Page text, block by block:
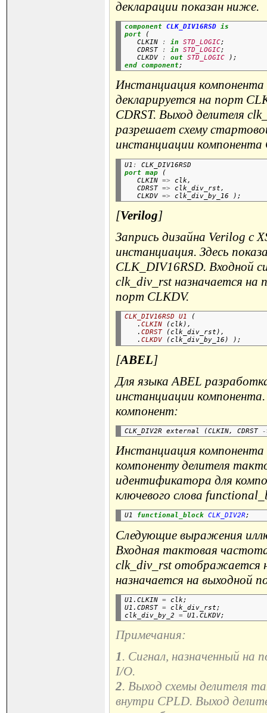
декларации показан ниже.
component CLK_DIV16RSD is
port (
   CLKIN
: in STD_LOGIC;
   CDRST
: in STD_LOGIC;
   CLKDV
: out STD_LOGIC );
end component
Инстанциация компонента
декларируется на порт
CDRST. Выход делителя
разрешает схему
инстанциации
U1 :
CLK_DIV16RSD
port map (
   CLKIN
=>
clk,
   CDRST
=>
clk_div_rst,
   CLKDV
=>
[Verilog]
Запрись дизайна Verilog с
инстанциация. Здесь
CLK_DIV16RSD. Входной
clk_div_rst назначается на
порт CLKDV.
CLK_DIV16RSD U1
(
   .
CLKIN (clk),
   .
CDRST (clk_div_rst),
   .
CLKDV
[ABEL]
Для языка ABEL
инстанциации
компонент:
CLK_DIV2R external (CLKIN, CDRST -
Инстанциация
компоненту делителя
идентификатора для
ключевого слова
U1 functional_block CLK_DIV2R
Следующие выражения
Входная тактовая
clk_div_rst отображается
назначается на выходной
U1.CLKIN =
clk;
U1.CDRST =
clk_div_rst;
clk_div_by_2 =
Примечания:
1. Сигнал, назначенный
I/O.
2. Выход схемы делителя
внутри CPLD. Выход